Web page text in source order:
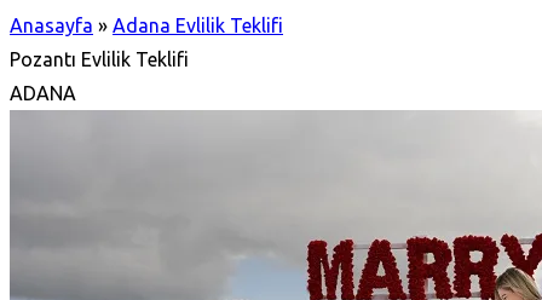
Anasayfa » Adana Evlilik Teklifi
Pozantı Evlilik Teklifi
ADANA